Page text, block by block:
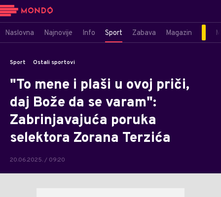
Naslovna Najnovije Info Sport Zabava Magazin
Sport Ostali sportovi
"To mene i plaši u ovoj priči,
daj Bože da se varam":
Zabrinjavajuća poruka
selektora Zorana Terzića
20.06.2025. / 09:20